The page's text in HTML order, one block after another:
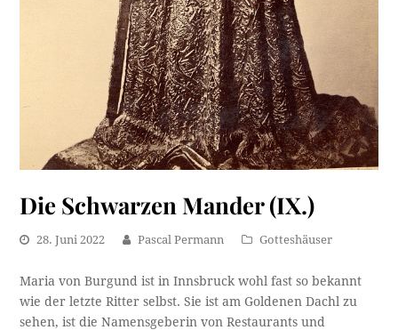
Die Schwarzen Mander (IX.)
28. Juni 2022 Pascal Permann Gotteshäuser
Maria von Burgund ist in Innsbruck wohl fast so bekannt
wie der letzte Ritter selbst. Sie ist am Goldenen Dachl zu
sehen, ist die Namensgeberin von Restaurants und